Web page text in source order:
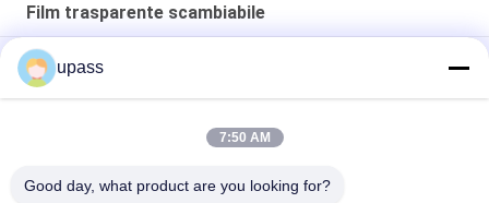
Film trasparente scambiabile
Film trasparente scambiabile adesivo di Dimmable PDLC
Film Switchble di PDLC che tinge la fabbrica astuta del film
upass
7:50 AM
Good day, what product are you looking for?